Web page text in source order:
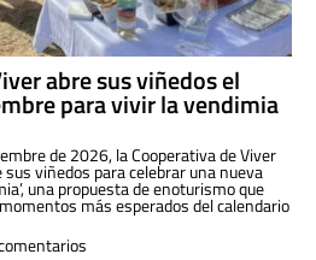
abre sus viñedos el
para vivir la vendimia
de 2026, la Cooperativa de Viver
viñedos para celebrar una nueva
una propuesta de enoturismo que
más esperados del calendario